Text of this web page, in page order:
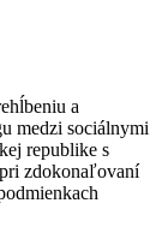
a
medzi sociálnymi
republike s
zdokonaľovaní